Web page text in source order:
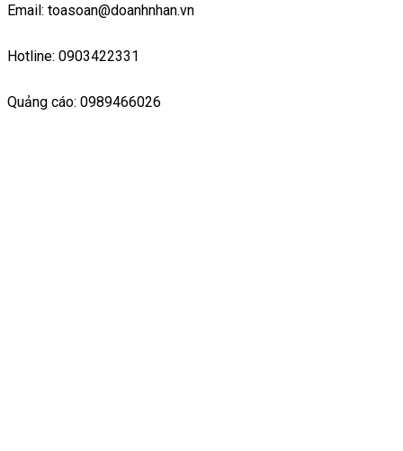
Email: toasoan@doanhnhan.vn
Hotline: 0903422331
Quảng cáo: 0989466026